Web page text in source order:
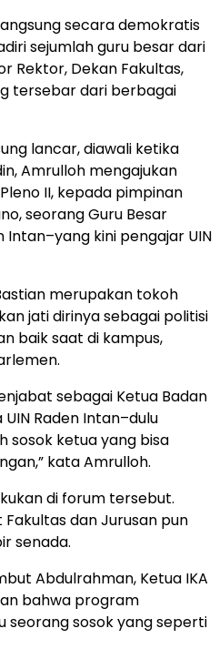
secara demokratis
sejumlah guru besar dari
Rektor, Dekan Fakultas,
tersebar dari berbagai
lancar, diawali ketika
Amrulloh mengajukan
II, kepada pimpinan
seorang Guru Besar
Intan–yang kini pengajar UIN
merupakan tokoh
jati dirinya sebagai politisi
baik saat di kampus,
sebagai Ketua Badan
Raden Intan–dulu
sosok ketua yang bisa
kata Amrulloh.
di forum tersebut.
dan Jurusan pun
senada.
Abdulrahman, Ketua IKA
bahwa program
seorang sosok yang seperti